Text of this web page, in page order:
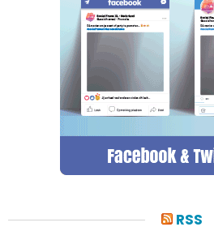
RSS